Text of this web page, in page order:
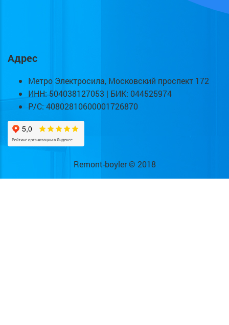
Адрес
Метро Электросила, Московский проспект 172
ИНН: 504038127053 | БИК: 044525974
Р/С: 40802810600001726870
Remont-boyler © 2018